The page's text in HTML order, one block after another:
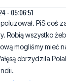
mogliśmy mieć
obrzydzila
na komentarz